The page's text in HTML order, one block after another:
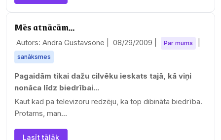
Mēs atnācām...
Autors: Andra Gustavsone | 08/29/2009 Par mums
sanāksmes
Pagaidām tikai dažu cilvēku ieskats tajā, kā viņi
nonāca līdz biedrībai...
Kaut kad pa televizoru redzēju, ka top dibināta biedrība.
Protams, man…
Lasīt tālāk